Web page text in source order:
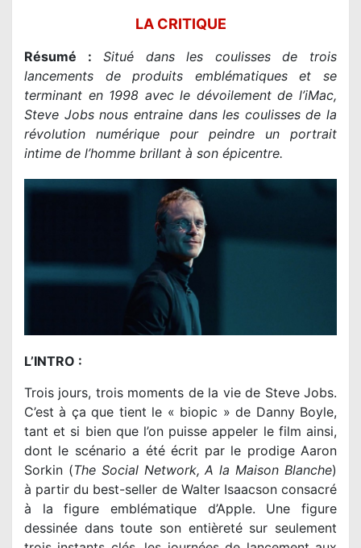
LA CRITIQUE
Résumé :
Situé dans les coulisses de trois
lancements de produits emblématiques et se
terminant en 1998 avec le dévoilement de l’iMac,
Steve Jobs nous entraine dans les coulisses de la
révolution numérique pour peindre un portrait
intime de l’homme brillant à son épicentre.
L’INTRO :
Trois jours, trois moments de la vie de Steve Jobs.
C’est à ça que tient le « biopic » de Danny Boyle,
tant et si bien que l’on puisse appeler le film ainsi,
dont le scénario a été écrit par le prodige Aaron
Sorkin (The Social Network, A la Maison Blanche)
à partir du best-seller de Walter Isaacson consacré
à la figure emblématique d’Apple. Une figure
dessinée dans toute son entièreté sur seulement